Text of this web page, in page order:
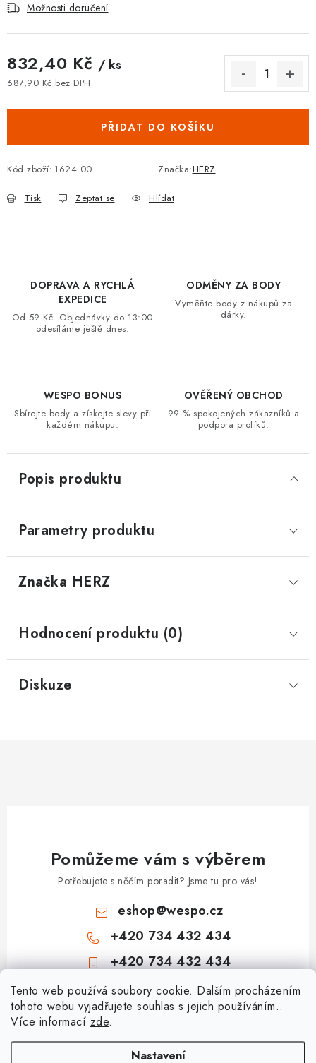
Tento web používá soubory cookie. Dalším procházením
tohoto webu vyjadřujete souhlas s jejich používáním..
Více informací zde.
Nastavení
🚚 STAV OBJEDNÁVKY
VRÁCENÍ ZBOŽÍ A REKLAMACE
MOJE OBJEDNÁVKA
ZNAČKY
Podmínky ochrany osobních údajů
Moje objednávka
Možnosti doručení
832,40 Kč / ks
687,90 Kč bez DPH
PŘIDAT DO KOŠÍKU
Kód zboží: 1624.00 Značka:HERZ
Tisk Zeptat se Hlídat
DOPRAVA A RYCHLÁ
EXPEDICE
Od 59 Kč. Objednávky do 13:00
odesíláme ještě dnes.
ODMĚNY ZA BODY
Vyměňte body z nákupů za
dárky.
WESPO BONUS
Sbírejte body a získejte slevy při
každém nákupu.
OVĚŘENÝ OBCHOD
99 % spokojených zákazníků a
podpora profíků.
Popis produktu
Parametry produktu
Značka HERZ
Hodnocení produktu (0)
Diskuze
Pomůžeme vám s výběrem
Potřebujete s něčím poradit? Jsme tu pro vás!
eshop@wespo.cz
+420 734 432 434
+420 734 432 434
Informace pro vás